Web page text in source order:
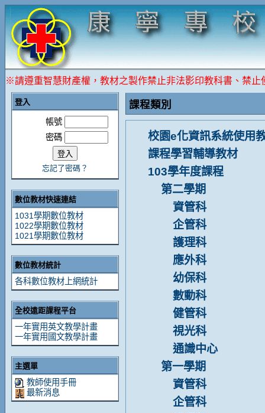
※請遵重智慧財產權，教材之製作禁止非法影印教科書、禁
登入
帳號
密碼
忘記了密碼？
數位教材快速連結
1031學期數位教材
1022學期數位教材
1021學期數位教材
數位教材統計
各科數位教材上網統計
全校遠距課程平台
一年實用英文教學計畫
一年實用國文教學計畫
主選單
教師使用手冊
最新消息
課程類別
校園e化資訊系統使用
課程學習輔導教材
103學年度課程
第二學期
資管科
企管科
護理科
應外科
幼保科
數動科
健管科
視光科
通識中心
第一學期
資管科
企管科